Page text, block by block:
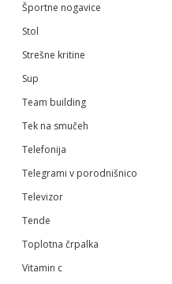
Športne nogavice
Stol
Strešne kritine
Sup
Team building
Tek na smučeh
Telefonija
Telegrami v porodnišnico
Televizor
Tende
Toplotna črpalka
Vitamin c